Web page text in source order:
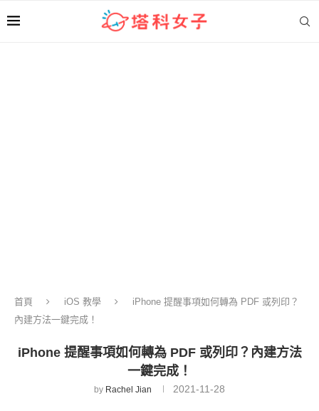
首頁 iOS 教學
iPhone 提醒事項如何轉為 PDF 或列印？
內建方法一鍵完成！
iPhone 提醒事項如何轉為 PDF 或列印？內建方法
一鍵完成！
by Rachel Jian 2021-11-28